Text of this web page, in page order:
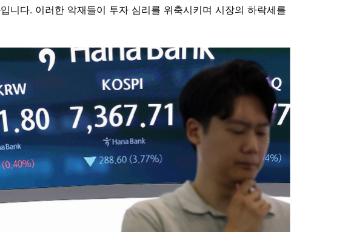
니다. 이러한 악재들이 투자 심리를 위축시키며 시장의 하락세를